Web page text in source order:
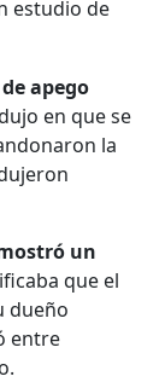
estudio de
apego
en que se
la
un
que el
dueño
entre